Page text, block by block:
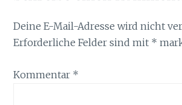
Deine E-Mail-Adresse wird nicht
Erforderliche Felder sind mit *
Kommentar *